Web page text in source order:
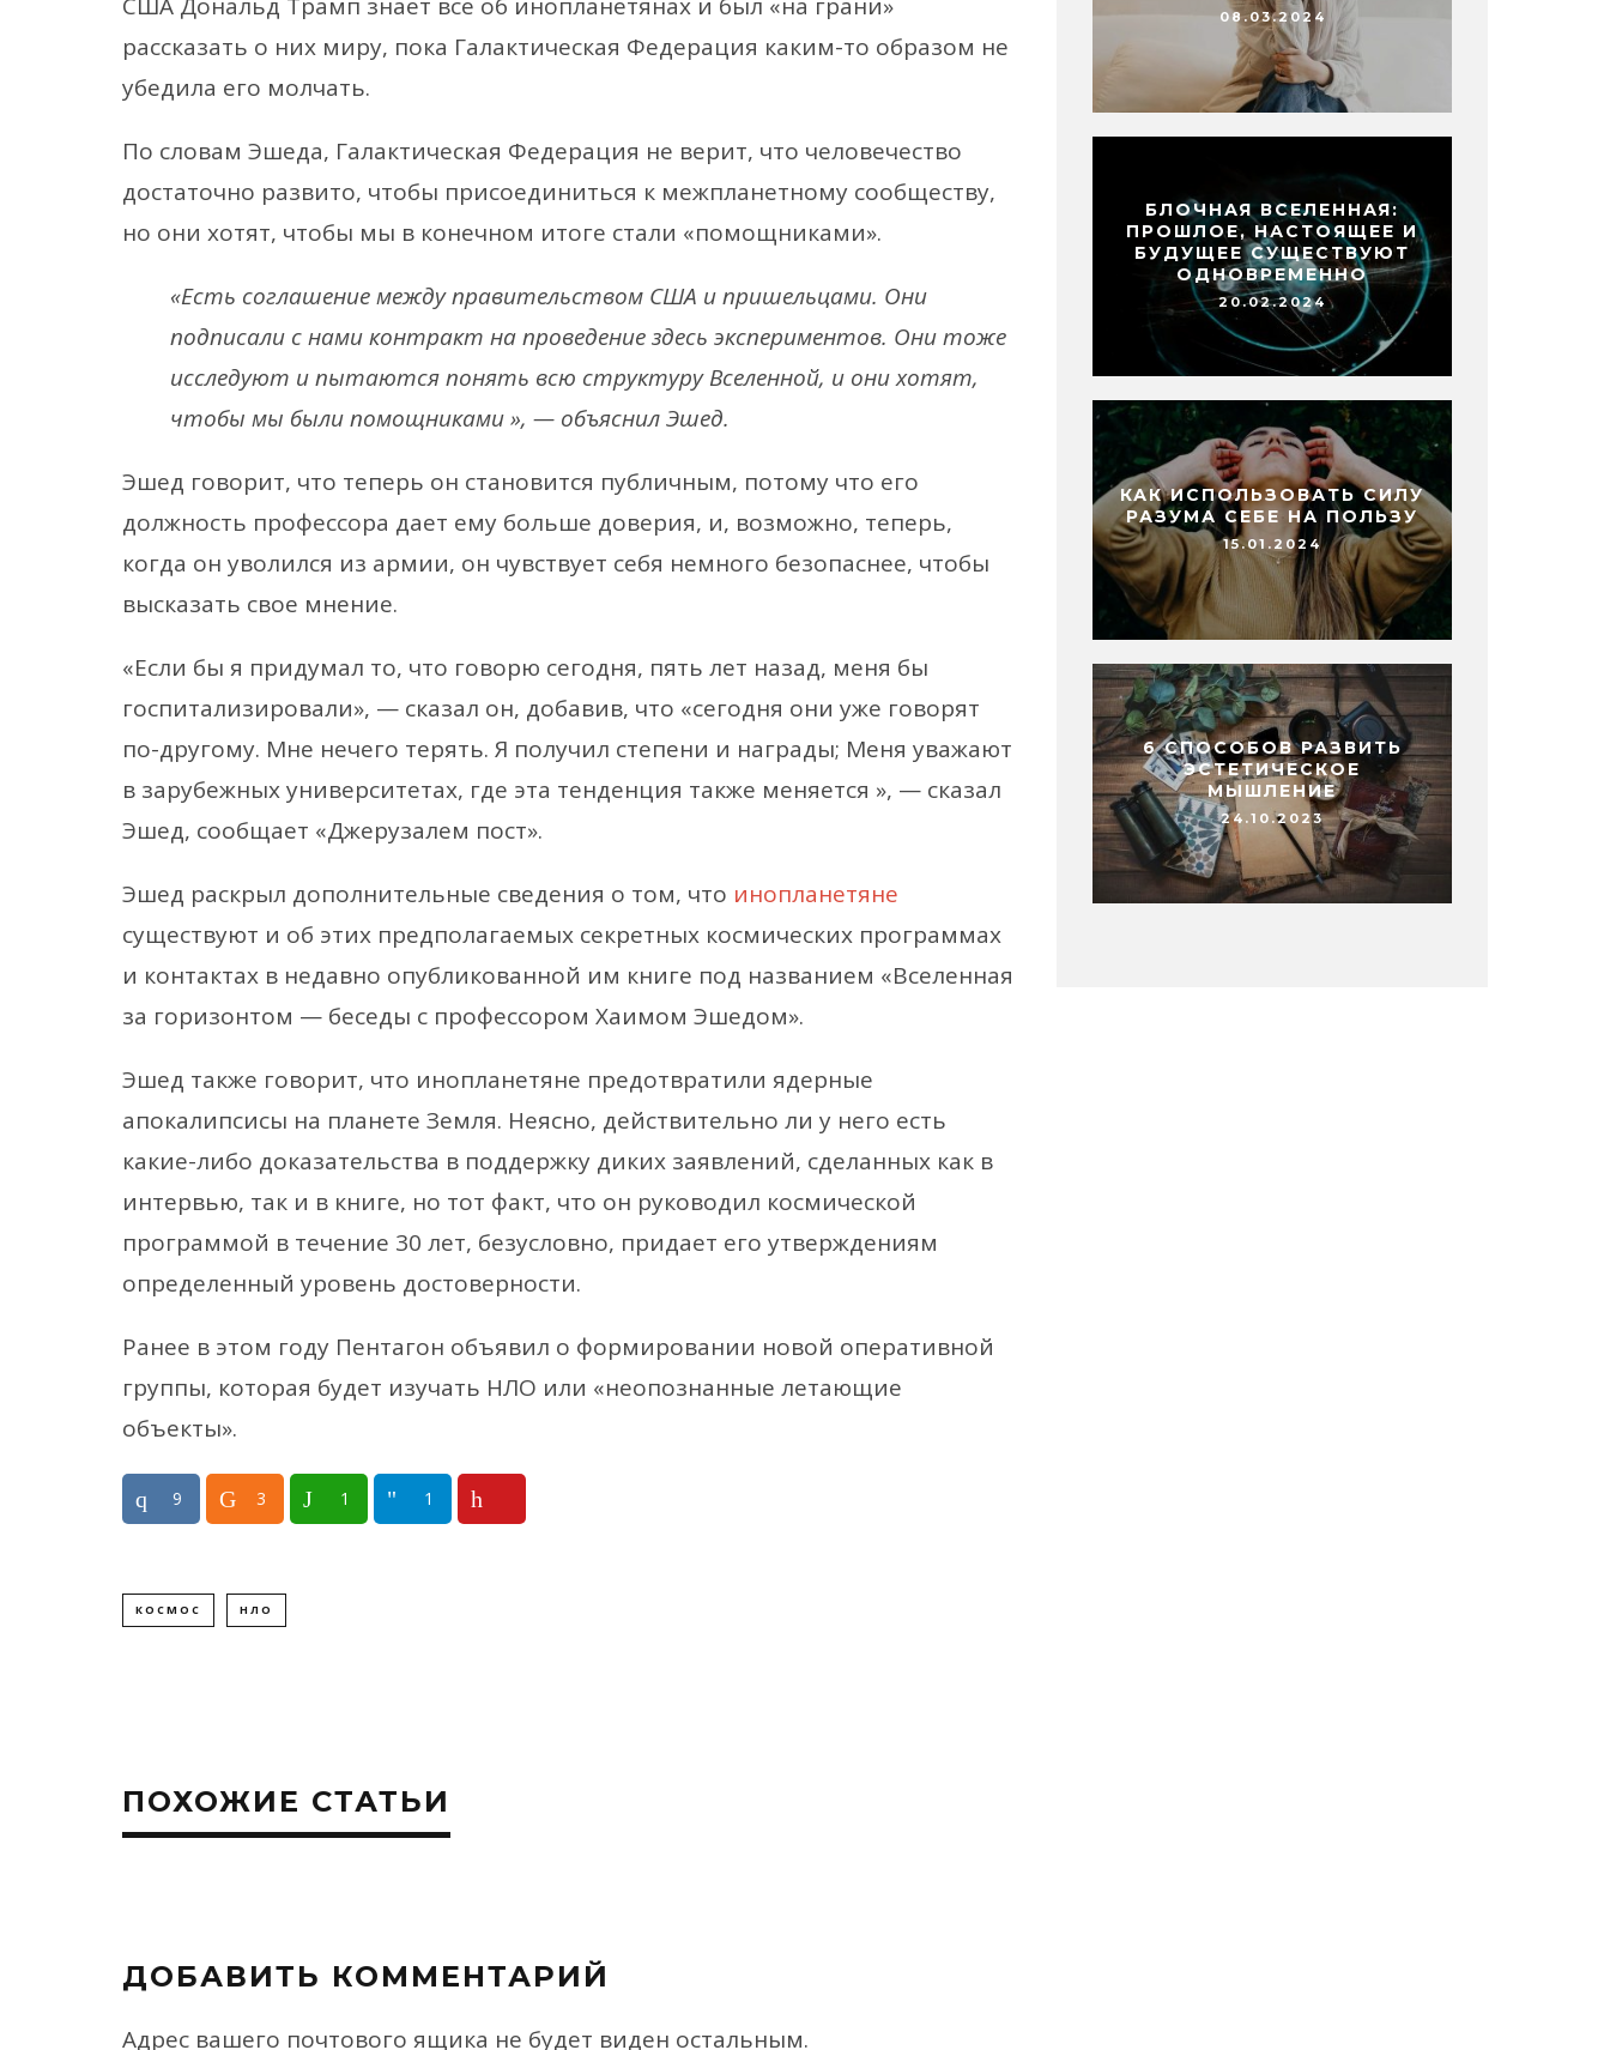
США Дональд Трамп знает все об инопланетянах и был «на грани»
рассказать о них миру, пока Галактическая Федерация каким-то образом не
убедила его молчать.
По словам Эшеда, Галактическая Федерация не верит, что человечество
достаточно развито, чтобы присоединиться к межпланетному сообществу,
но они хотят, чтобы мы в конечном итоге стали «помощниками».
«Есть соглашение между правительством США и пришельцами. Они
подписали с нами контракт на проведение здесь экспериментов. Они тоже
исследуют и пытаются понять всю структуру Вселенной, и они хотят,
чтобы мы были помощниками », — объяснил Эшед.
Эшед говорит, что теперь он становится публичным, потому что его
должность профессора дает ему больше доверия, и, возможно, теперь,
когда он уволился из армии, он чувствует себя немного безопаснее, чтобы
высказать свое мнение.
«Если бы я придумал то, что говорю сегодня, пять лет назад, меня бы
госпитализировали», — сказал он, добавив, что «сегодня они уже говорят
по-другому. Мне нечего терять. Я получил степени и награды; Меня уважают
в зарубежных университетах, где эта тенденция также меняется », — сказал
Эшед, сообщает «Джерузалем пост».
Эшед раскрыл дополнительные сведения о том, что инопланетяне
существуют и об этих предполагаемых секретных космических программах
и контактах в недавно опубликованной им книге под названием «Вселенная
за горизонтом — беседы с профессором Хаимом Эшедом».
Эшед также говорит, что инопланетяне предотвратили ядерные
апокалипсисы на планете Земля. Неясно, действительно ли у него есть
какие-либо доказательства в поддержку диких заявлений, сделанных как в
интервью, так и в книге, но тот факт, что он руководил космической
программой в течение 30 лет, безусловно, придает его утверждениям
определенный уровень достоверности.
Ранее в этом году Пентагон объявил о формировании новой оперативной
группы, которая будет изучать НЛО или «неопознанные летающие
объекты».
9 3 1 1
КОСМОС НЛО
ПОХОЖИЕ СТАТЬИ
ДОБАВИТЬ КОММЕНТАРИЙ
Адрес вашего почтового ящика не будет виден остальным.
08.03.2024
БЛОЧНАЯ ВСЕЛЕННАЯ:
ПРОШЛОЕ, НАСТОЯЩЕЕ И
БУДУЩЕЕ СУЩЕСТВУЮТ
ОДНОВРЕМЕННО
20.02.2024
КАК ИСПОЛЬЗОВАТЬ СИЛУ
РАЗУМА СЕБЕ НА ПОЛЬЗУ
15.01.2024
6 СПОСОБОВ РАЗВИТЬ
ЭСТЕТИЧЕСКОЕ
МЫШЛЕНИЕ
24.10.2023